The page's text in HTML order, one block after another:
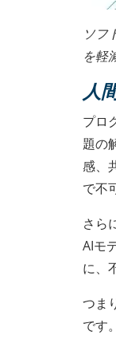
ソフ
を軽
人
プロ
題の
感、
で不
さら
AIモ
に、
つま
です。